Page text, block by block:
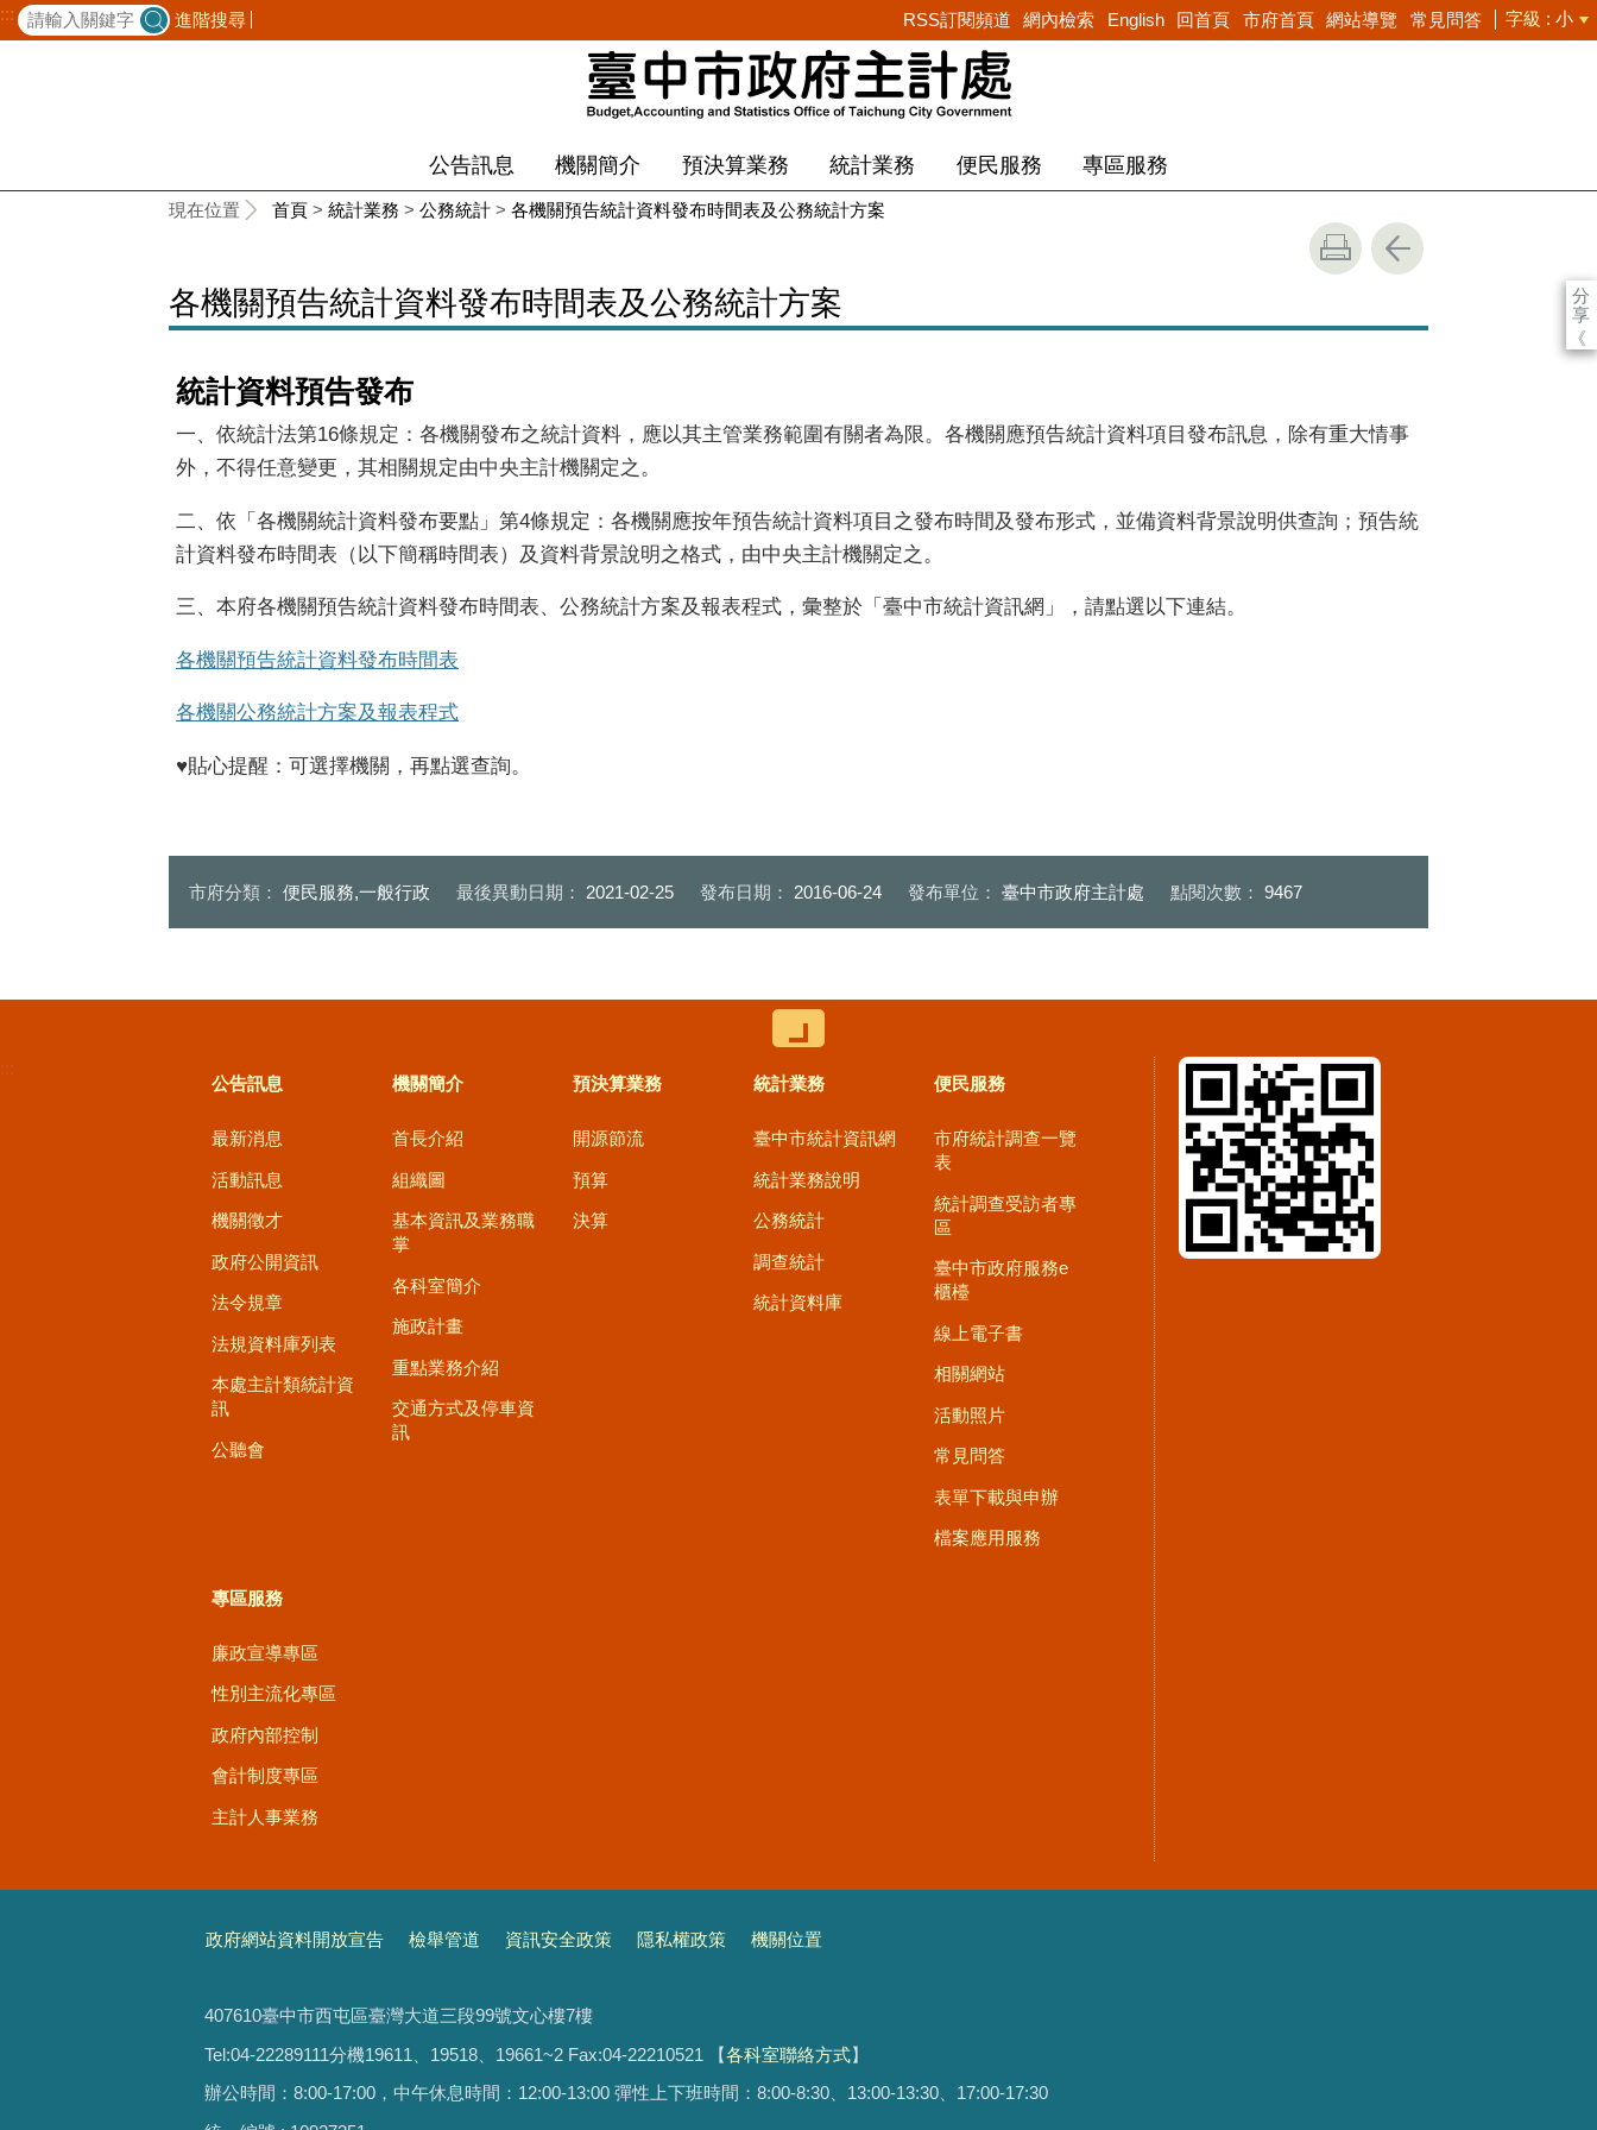
::: 進階搜尋 RSS訂閱頻道 網內檢索 English 回首頁 市府首頁 網站導覽 常見問答 字級 小
公告訊息 機關簡介 預決算業務 統計業務 便民服務 專區服務
現在位置 首頁 > 統計業務 > 公務統計 > 各機關預告統計資料發布時間表及公務統計方案
分
享
《
各機關預告統計資料發布時間表及公務統計方案
統計資料預告發布
一、依統計法第16條規定：各機關發布之統計資料，應以其主管業務範圍有關者為限。各機關應預告統計資料項目發布訊息，除有重大情事
外，不得任意變更，其相關規定由中央主計機關定之。
二、依「各機關統計資料發布要點」第4條規定：各機關應按年預告統計資料項目之發布時間及發布形式，並備資料背景說明供查詢；預告統
計資料發布時間表（以下簡稱時間表）及資料背景說明之格式，由中央主計機關定之。
三、本府各機關預告統計資料發布時間表、公務統計方案及報表程式，彙整於「臺中市統計資訊網」，請點選以下連結。
各機關預告統計資料發布時間表
各機關公務統計方案及報表程式
♥貼心提醒：可選擇機關，再點選查詢。
市府分類： 便民服務,一般行政 最後異動日期： 2021-02-25 發布日期： 2016-06-24 發布單位： 臺中市政府主計處 點閱次數： 9467
:::
公告訊息
最新消息
活動訊息
機關徵才
政府公開資訊
法令規章
法規資料庫列表
本處主計類統計資
訊
公聽會
機關簡介
首長介紹
組織圖
基本資訊及業務職
掌
各科室簡介
施政計畫
重點業務介紹
交通方式及停車資
訊
預決算業務
開源節流
預算
決算
統計業務
臺中市統計資訊網
統計業務說明
公務統計
調查統計
統計資料庫
便民服務
市府統計調查一覽
表
統計調查受訪者專
區
臺中市政府服務e
櫃檯
線上電子書
相關網站
活動照片
常見問答
表單下載與申辦
檔案應用服務
專區服務
廉政宣導專區
性別主流化專區
政府內部控制
會計制度專區
主計人事業務
政府網站資料開放宣告 檢舉管道 資訊安全政策 隱私權政策 機關位置
407610臺中市西屯區臺灣大道三段99號文心樓7樓
Tel:04-22289111分機19611、19518、19661~2 Fax:04-22210521
【各科室聯絡方式】
辦公時間：8:00-17:00，中午休息時間：12:00-13:00 彈性上下班時間：8:00-8:30、13:00-13:30、17:00-17:30